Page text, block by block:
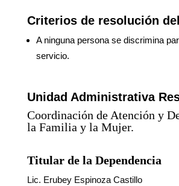
Criterios de resolución
A ninguna persona se discrimina
servicio.
Unidad Administrativa
Coordinación de Atención y
la Familia y la Mujer.
Titular de la Dependencia
Lic. Erubey Espinoza Castillo